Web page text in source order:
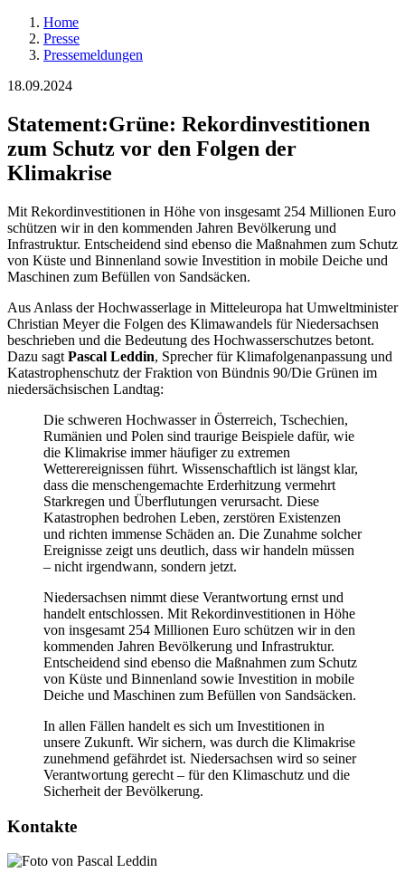
Home
Presse
Pressemeldungen
18.09.2024
Statement:Grüne: Rekordinvestitionen
zum Schutz vor den Folgen der
Klimakrise
Mit Rekordinvestitionen in Höhe von insgesamt 254 Millionen Euro
schützen wir in den kommenden Jahren Bevölkerung und
Infrastruktur. Entscheidend sind ebenso die Maßnahmen zum Schutz
von Küste und Binnenland sowie Investition in mobile Deiche und
Maschinen zum Befüllen von Sandsäcken.
Aus Anlass der Hochwasserlage in Mitteleuropa hat Umweltminister
Christian Meyer die Folgen des Klimawandels für Niedersachsen
beschrieben und die Bedeutung des Hochwasserschutzes betont.
Dazu sagt Pascal Leddin, Sprecher für Klimafolgenanpassung und
Katastrophenschutz der Fraktion von Bündnis 90/Die Grünen im
niedersächsischen Landtag:
Die schweren Hochwasser in Österreich, Tschechien,
Rumänien und Polen sind traurige Beispiele dafür, wie
die Klimakrise immer häufiger zu extremen
Wetterereignissen führt. Wissenschaftlich ist längst klar,
dass die menschengemachte Erderhitzung vermehrt
Starkregen und Überflutungen verursacht. Diese
Katastrophen bedrohen Leben, zerstören Existenzen
und richten immense Schäden an. Die Zunahme solcher
Ereignisse zeigt uns deutlich, dass wir handeln müssen
– nicht irgendwann, sondern jetzt.
Niedersachsen nimmt diese Verantwortung ernst und
handelt entschlossen. Mit Rekordinvestitionen in Höhe
von insgesamt 254 Millionen Euro schützen wir in den
kommenden Jahren Bevölkerung und Infrastruktur.
Entscheidend sind ebenso die Maßnahmen zum Schutz
von Küste und Binnenland sowie Investition in mobile
Deiche und Maschinen zum Befüllen von Sandsäcken.
In allen Fällen handelt es sich um Investitionen in
unsere Zukunft. Wir sichern, was durch die Klimakrise
zunehmend gefährdet ist. Niedersachsen wird so seiner
Verantwortung gerecht – für den Klimaschutz und die
Sicherheit der Bevölkerung.
Kontakte